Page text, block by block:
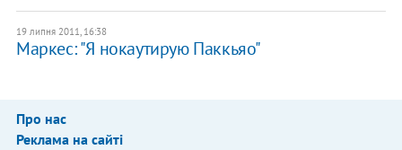
19 липня 2011, 16:38
Маркес: "Я нокаутирую Паккьяо"
Про нас
Реклама на сайті